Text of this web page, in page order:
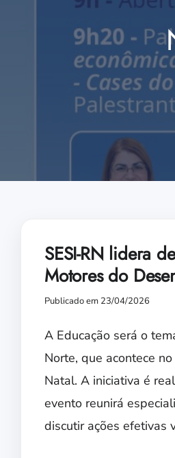
SESI-RN lidera
Motores do
Publicado em 23/04/2026
A Educação será o
Norte, que acontece
Natal. A iniciativa é
evento reunirá
discutir ações efetivas